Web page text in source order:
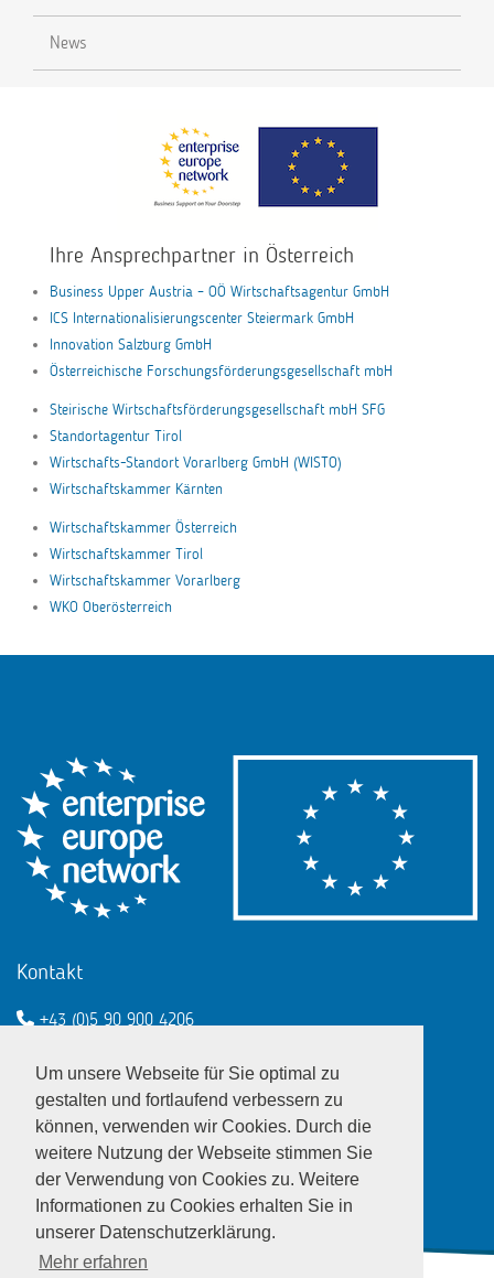
Um unsere Webseite für Sie optimal zu
gestalten und fortlaufend verbessern zu
können, verwenden wir Cookies. Durch die
weitere Nutzung der Webseite stimmen Sie
der Verwendung von Cookies zu. Weitere
Informationen zu Cookies erhalten Sie in
unserer Datenschutzerklärung.
Mehr erfahren
News
Ihre Ansprechpartner in Österreich
Business Upper Austria – OÖ Wirtschaftsagentur GmbH
ICS Internationalisierungscenter Steiermark GmbH
Innovation Salzburg GmbH
Österreichische Forschungsförderungsgesellschaft mbH
Steirische Wirtschaftsförderungsgesellschaft mbH SFG
Standortagentur Tirol
Wirtschafts-Standort Vorarlberg GmbH (WISTO)
Wirtschaftskammer Kärnten
Wirtschaftskammer Österreich
Wirtschaftskammer Tirol
Wirtschaftskammer Vorarlberg
WKO Oberösterreich
Kontakt
+43 (0)5 90 900 4206
Enterprise Europe Network - EU
LinkedInTwitterYoutubeFacebook